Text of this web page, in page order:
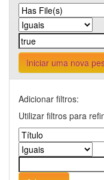
Iniciar uma nova
Adicionar filtros:
Utilizar filtros para